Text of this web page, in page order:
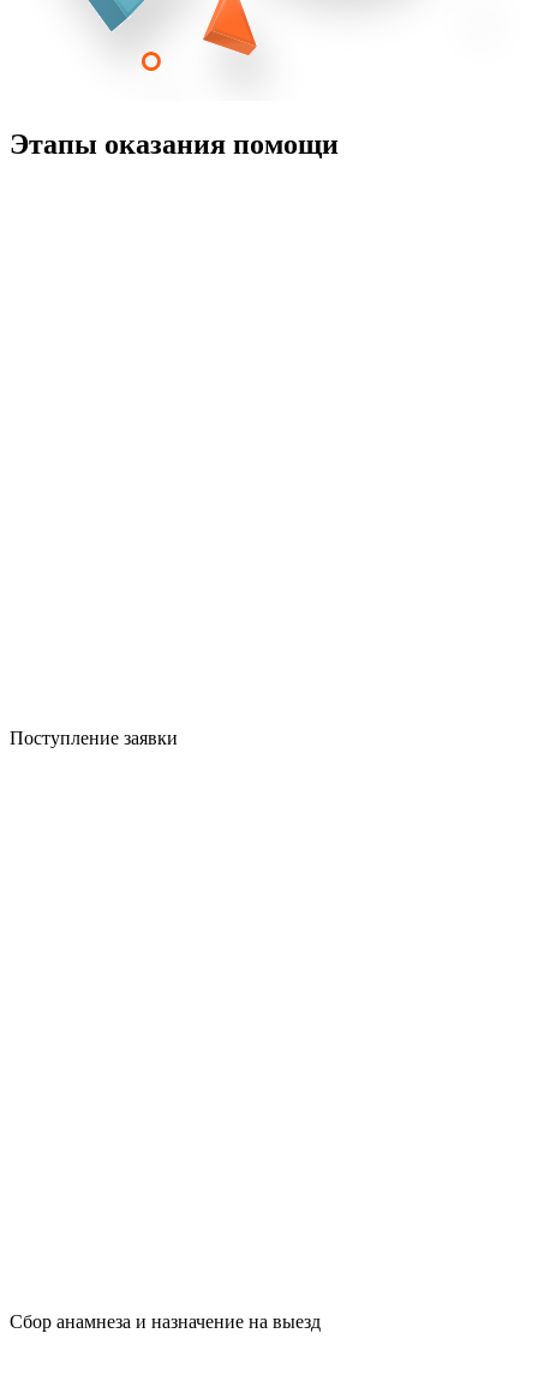
Этапы оказания помощи
Поступление заявки
Сбор анамнеза и назначение на выезд